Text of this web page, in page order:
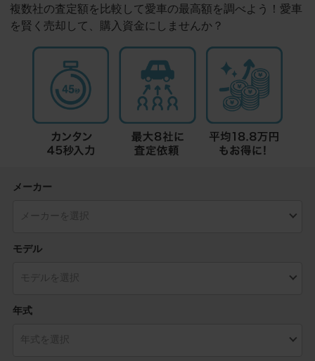
複数社の査定額を比較して愛車の最高額を調べよう！愛車
を賢く売却して、購入資金にしませんか？
メーカー
モデル
年式